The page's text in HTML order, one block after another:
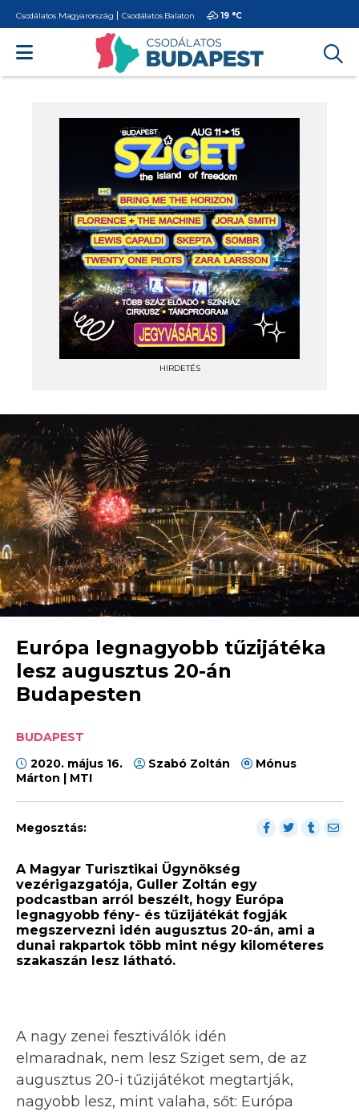
Csodálatos Magyarország Csodálatos Balaton 19 °C
HIRDETÉS
Európa legnagyobb tűzijátéka
lesz augusztus 20-án
Budapesten
BUDAPEST
2020. május 16.
Szabó Zoltán
Mónus
Márton | MTI
Megosztás:
A Magyar Turisztikai Ügynökség
vezérigazgatója, Guller Zoltán egy
podcastban arról beszélt, hogy Európa
legnagyobb fény- és tűzijátékát fogják
megszervezni idén augusztus 20-án, ami a
dunai rakpartok több mint négy kilométeres
szakaszán lesz látható.
A nagy zenei fesztiválók idén
elmaradnak, nem lesz Sziget sem, de az
augusztus 20-i tűzijátékot megtartják,
nagyobb lesz, mint valaha, sőt: Európa